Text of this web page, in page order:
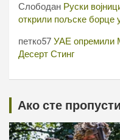
Слободан Руски
открили пољске
петко57 УАЕ опремили
Десерт Стинг
Ако сте